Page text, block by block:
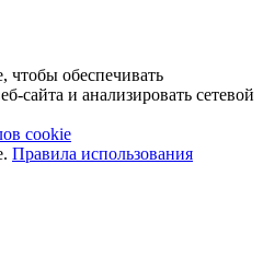
обеспечивать
сайта и анализировать сетевой
cookie
Правила использования